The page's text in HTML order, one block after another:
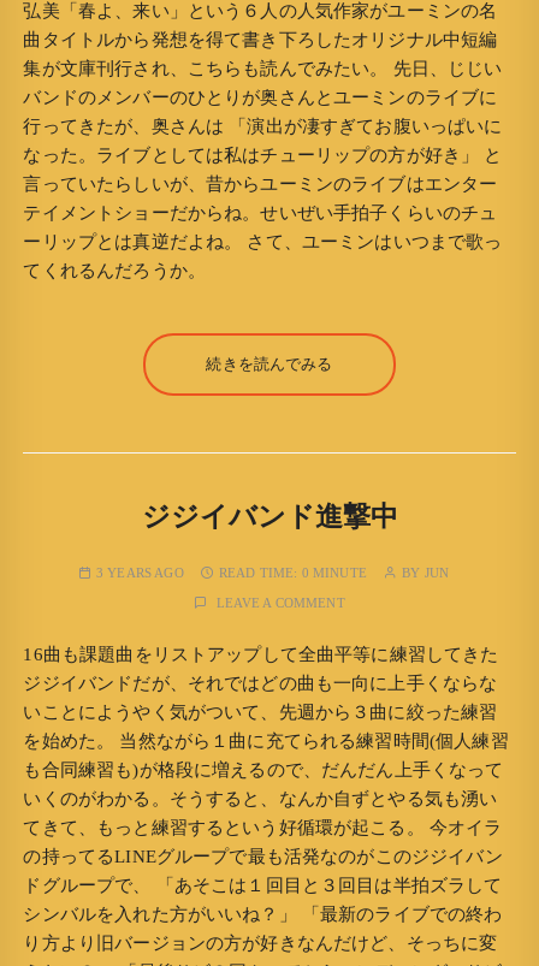
弘美「春よ、来い」という６人の人気作家がユーミンの名
曲タイトルから発想を得て書き下ろしたオリジナル中短編
集が文庫刊行され、こちらも読んでみたい。 先日、じじい
バンドのメンバーのひとりが奥さんとユーミンのライブに
行ってきたが、奥さんは 「演出が凄すぎてお腹いっぱいに
なった。ライブとしては私はチューリップの方が好き」 と
言っていたらしいが、昔からユーミンのライブはエンター
テイメントショーだからね。せいぜい手拍子くらいのチュ
ーリップとは真逆だよね。 さて、ユーミンはいつまで歌っ
てくれるんだろうか。
続きを読んでみる
ジジイバンド進撃中
3 YEARS AGO READ TIME: 0 MINUTE BY JUN
LEAVE A COMMENT
16曲も課題曲をリストアップして全曲平等に練習してきた
ジジイバンドだが、それではどの曲も一向に上手くならな
いことにようやく気がついて、先週から３曲に絞った練習
を始めた。 当然ながら１曲に充てられる練習時間(個人練習
も合同練習も)が格段に増えるので、だんだん上手くなって
いくのがわかる。そうすると、なんか自ずとやる気も湧い
てきて、もっと練習するという好循環が起こる。 今オイラ
の持ってるLINEグループで最も活発なのがこのジジイバン
ドグループで、 「あそこは１回目と３回目は半拍ズラして
シンバルを入れた方がいいね？」 「最新のライブでの終わ
り方より旧バージョンの方が好きなんだけど、そっちに変